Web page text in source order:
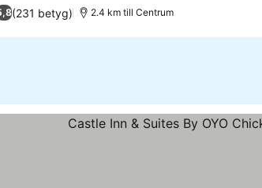
(231 betyg) 2.4 km till Centrum